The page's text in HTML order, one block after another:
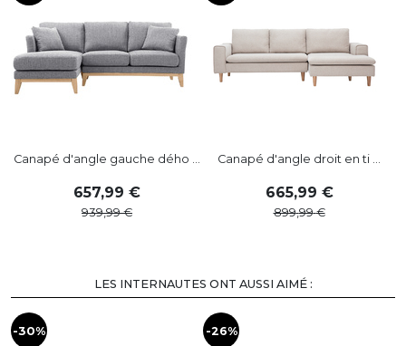
Canapé d'angle gauche dého ...
657,99
939,99
Canapé d'angle droit en ti ...
665,99
899,99
LES INTERNAUTES ONT AUSSI AIMÉ :
-30% -26%